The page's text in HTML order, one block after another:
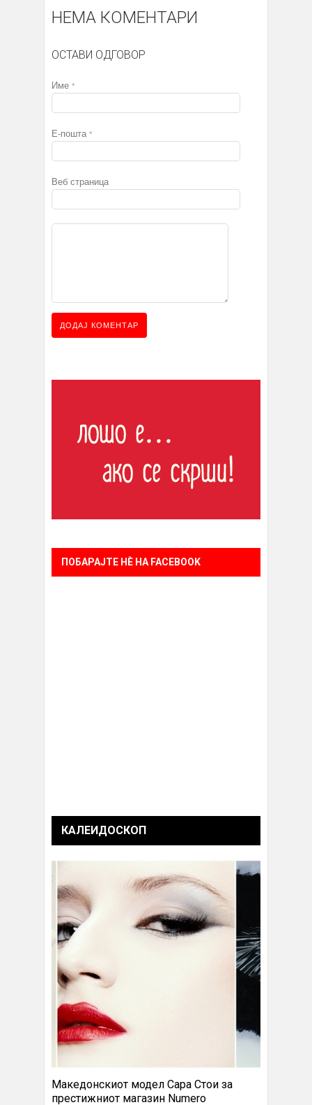
НЕМА КОМЕНТАРИ
ОСТАВИ ОДГОВОР
Име *
Е-пошта *
Веб страница
ПОБАРАЈТЕ НÈ НА FACEBOOK
КАЛЕИДОСКОП
Македонскиот модел Сара Стои за
престижниот магазин Numero